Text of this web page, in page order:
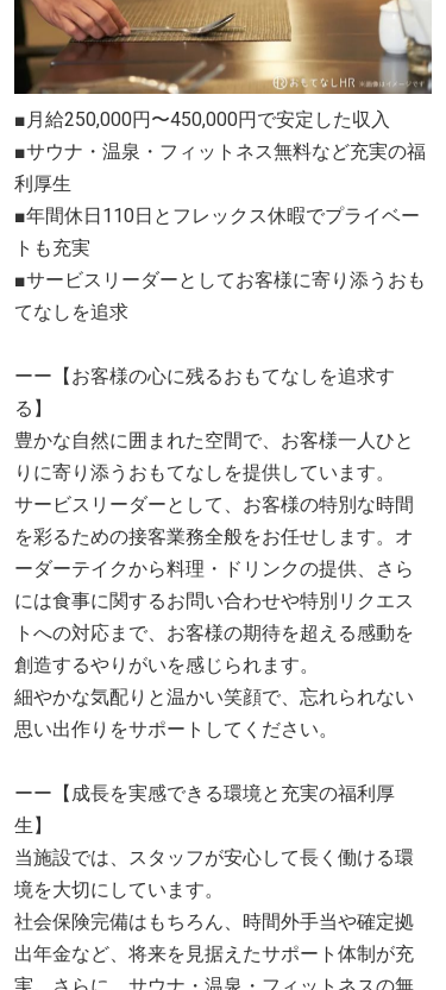
■月給250,000円〜450,000円で安定した収入
■サウナ・温泉・フィットネス無料など充実の福
利厚生
■年間休日110日とフレックス休暇でプライベー
トも充実
■サービスリーダーとしてお客様に寄り添うおも
てなしを追求
ーー【お客様の心に残るおもてなしを追求す
る】
豊かな自然に囲まれた空間で、お客様一人ひと
りに寄り添うおもてなしを提供しています。
サービスリーダーとして、お客様の特別な時間
を彩るための接客業務全般をお任せします。オ
ーダーテイクから料理・ドリンクの提供、さら
には食事に関するお問い合わせや特別リクエス
トへの対応まで、お客様の期待を超える感動を
創造するやりがいを感じられます。
細やかな気配りと温かい笑顔で、忘れられない
思い出作りをサポートしてください。
ーー【成長を実感できる環境と充実の福利厚
生】
当施設では、スタッフが安心して長く働ける環
境を大切にしています。
社会保険完備はもちろん、時間外手当や確定拠
出年金など、将来を見据えたサポート体制が充